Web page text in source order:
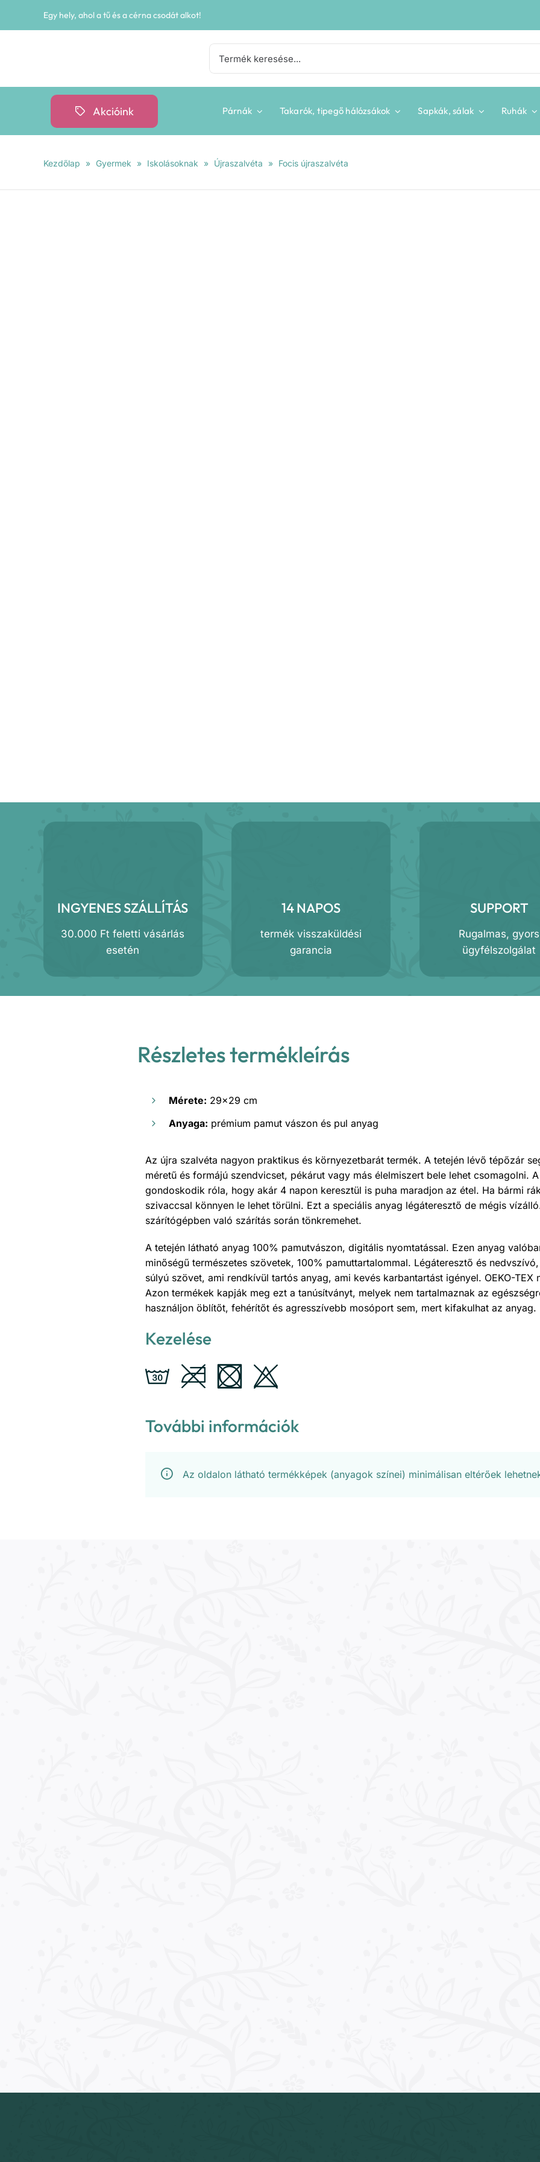
Egy hely, ahol a tű és a cérna csodát alkot!
Keresés...
Akcióink Párnák Takarók, tipegő hálózsákok Sapkák, sálak Ruhák
Kezdőlap » Gyermek » Iskolásoknak » Újraszalvéta » Focis újraszalvéta
INGYENES SZÁLLÍTÁS
30.000 Ft feletti vásárlás
esetén
14 NAPOS
termék visszaküldési
garancia
SUPPORT
Rugalmas, gyors
ügyfélszolgálat
Részletes termékleírás
Mérete: 29×29 cm
Anyaga: prémium pamut vászon és pul anyag
Az újra szalvéta nagyon praktikus és környezetbarát termék. A tetején lévő tépőzár
méretű és formájú szendvicset, pékárut vagy más élelmiszert bele lehet csomagolni.
gondoskodik róla, hogy akár 4 napon keresztül is puha maradjon az étel. Ha bármi
szivaccsal könnyen le lehet törülni. Ezt a speciális anyag légáteresztő de mégis
szárítógépben való szárítás során tönkremehet.
A tetején látható anyag 100% pamutvászon, digitális nyomtatással. Ezen anyag
minőségű természetes szövetek, 100% pamuttartalommal. Légáteresztő és
súlyú szövet, ami rendkívül tartós anyag, ami kevés karbantartást igényel. OEKO-TEX
Azon termékek kapják meg ezt a tanúsítványt, melyek nem tartalmaznak az
használjon öblítőt, fehérítőt és agresszívebb mosóport sem, mert kifakulhat az anyag.
Kezelése
További információk
Az oldalon látható termékképek (anyagok színei) minimálisan eltérőek